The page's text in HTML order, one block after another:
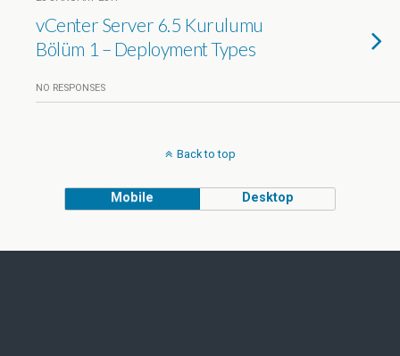
vCenter Server 6.5 Kurulumu
Bölüm 1 – Deployment Types
NO RESPONSES
Back to top
Mobile Desktop